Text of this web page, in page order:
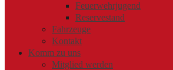
Feuerwehrjugend
Reservestand
Fahrzeuge
Kontakt
Komm zu uns
Mitglied werden